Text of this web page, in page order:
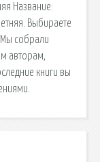
Название:
Выбираете
Мы собрали
авторам,
книги вы